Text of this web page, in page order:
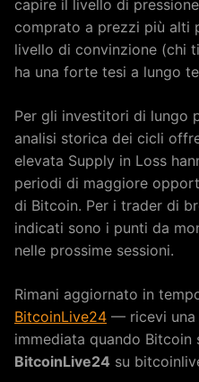
capire il livello di
comprato a prezzi più alti
livello di convinzione (chi
ha una forte tesi a lungo
Per gli investitori di lungo
analisi storica dei cicli
elevata Supply in Loss
periodi di maggiore
di Bitcoin. Per i trader di
indicati sono i punti da
nelle prossime sessioni.
Rimani aggiornato in
BitcoinLive24 — ricevi una
immediata quando Bitcoin
BitcoinLive24 su